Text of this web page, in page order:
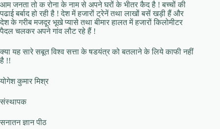
आम जनता तो क रोना के नाम से अपने घरों के भीतर कैद है ! बच्चों की
पढाई बर्बाद हो रही है ! देश में हजारों ट्रेनें तथा लाखों बसें खड़ी हैं और
देश के गरीब मजदूर भूखे प्यासे तथा बीमार हालत में हजारों किलोमीटर
पैदल चलकर अपने गांव लौट रहे हैं !
क्या यह सारे सबूत विश्व सत्ता के षडयंत्र को बतलाने के लिये काफी नहीं
है !!
योगेश कुमार मिश्र
संस्थापक
सनातन ज्ञान पीठ